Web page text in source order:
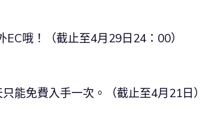
哦！（截止至4月29日24：00）
能免費入手一次。（截止至4月21日）